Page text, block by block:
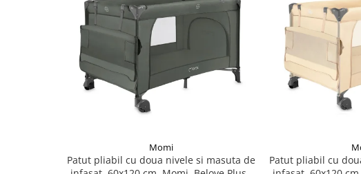
Momi
Patut pliabil cu doua nivele si masuta de
Patut pliabil cu